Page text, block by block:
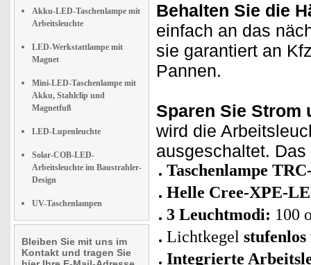
Akku-LED-Taschenlampe mit
Arbeitsleuchte
LED-Werkstattlampe mit
Magnet
Mini-LED-Taschenlampe mit
Akku, Stahlclip und
Magnetfuß
LED-Lupenleuchte
Solar-COB-LED-
Arbeitsleuchte im Baustrahler-
Design
UV-Taschenlampen
Bleiben Sie mit uns im
Kontakt und tragen Sie
Behalten Sie die
einfach an das
sie garantiert an
Pannen.
Sparen Sie Strom
wird die
ausgeschaltet.
Taschenlampe
Helle Cree-XPE-
3 Leuchtmodi: 100
Lichtkegel
Integrierte